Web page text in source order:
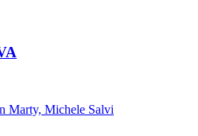
Marty, Michele Salvi